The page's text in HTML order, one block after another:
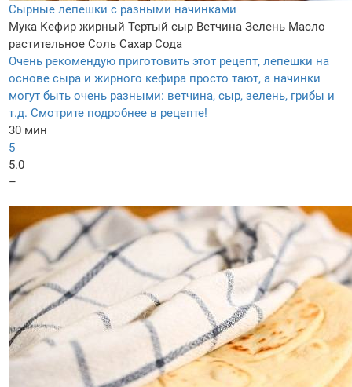
Сырные лепешки с разными начинками
Мука Кефир жирный Тертый сыр Ветчина Зелень Масло
растительное Соль Сахар Сода
Очень рекомендую приготовить этот рецепт, лепешки на
основе сыра и жирного кефира просто тают, а начинки
могут быть очень разными: ветчина, сыр, зелень, грибы и
т.д. Смотрите подробнее в рецепте!
30 мин
5
5.0
–